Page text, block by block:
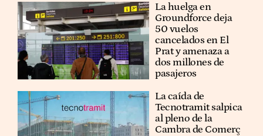
La huelga en
Groundforce deja
50 vuelos
cancelados en El
Prat y amenaza a
dos millones de
pasajeros
La caída de
Tecnotramit salpica
al pleno de la
Cambra de Comerç